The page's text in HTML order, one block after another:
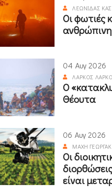
ΛΕΩΝΊΔΑΣ
Οι φωτιές
04 Αυγ 2026
ΛΆΡΚΟΣ
Ο
Θέουτα
06 Αυγ 2026
ΜΆΧΗ
Οι
είναι